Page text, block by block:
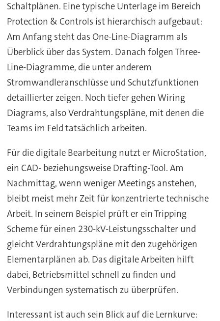
Schaltplänen. Eine typische Unterlage im Bereich
Protection & Controls ist hierarchisch aufgebaut:
Am Anfang steht das One-Line-Diagramm als
Überblick über das System. Danach folgen Three-
Line-Diagramme, die unter anderem
Stromwandleranschlüsse und Schutzfunktionen
detaillierter zeigen. Noch tiefer gehen Wiring
Diagrams, also Verdrahtungspläne, mit denen die
Teams im Feld tatsächlich arbeiten.
Für die digitale Bearbeitung nutzt er MicroStation,
ein CAD- beziehungsweise Drafting-Tool. Am
Nachmittag, wenn weniger Meetings anstehen,
bleibt meist mehr Zeit für konzentrierte technische
Arbeit. In seinem Beispiel prüft er ein Tripping
Scheme für einen 230-kV-Leistungsschalter und
gleicht Verdrahtungspläne mit den zugehörigen
Elementarplänen ab. Das digitale Arbeiten hilft
dabei, Betriebsmittel schnell zu finden und
Verbindungen systematisch zu überprüfen.
Interessant ist auch sein Blick auf die Lernkurve: